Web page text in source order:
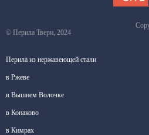
© Перила Твери, 2024
Перила из нержавеющей стали
в Ржеве
в Вышнем Волочке
в Конаково
в Кимрах